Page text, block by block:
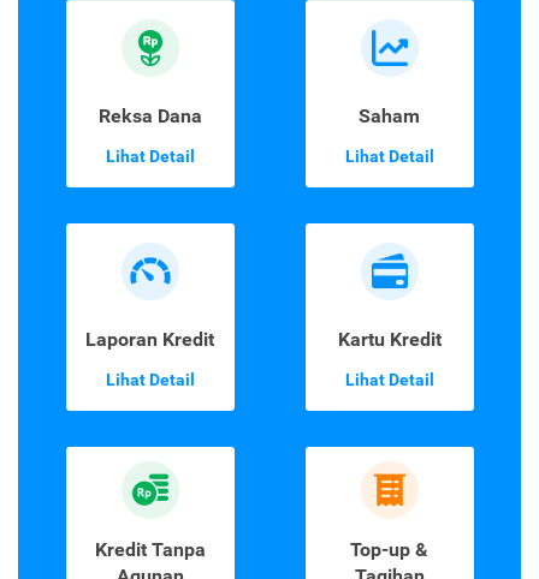
Reksa Dana
Lihat Detail
Saham
Lihat Detail
Laporan Kredit
Lihat Detail
Kartu Kredit
Lihat Detail
Kredit Tanpa
Top-up &